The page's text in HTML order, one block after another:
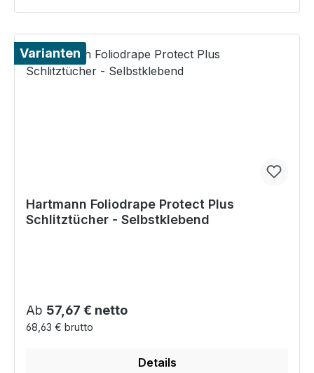
Varianten
Hartmann Foliodrape Protect Plus
Schlitztücher - Selbstklebend
Regulärer Preis:
Ab 57,67 € netto
68,63 € brutto
Details